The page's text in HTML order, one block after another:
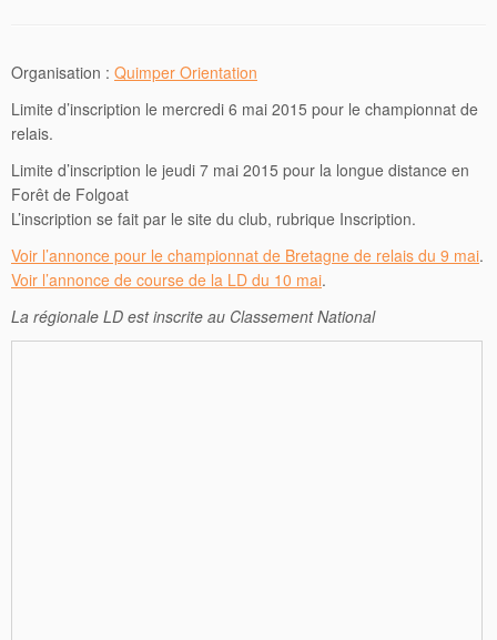
Organisation : Quimper Orientation
Limite d’inscription le mercredi 6 mai 2015 pour le championnat de
relais.
Limite d’inscription le jeudi 7 mai 2015 pour la longue distance en
Forêt de Folgoat
L’inscription se fait par le site du club, rubrique Inscription.
Voir l’annonce pour le championnat de Bretagne de relais du 9 mai.
Voir l’annonce de course de la LD du 10 mai.
La régionale LD est inscrite au Classement National